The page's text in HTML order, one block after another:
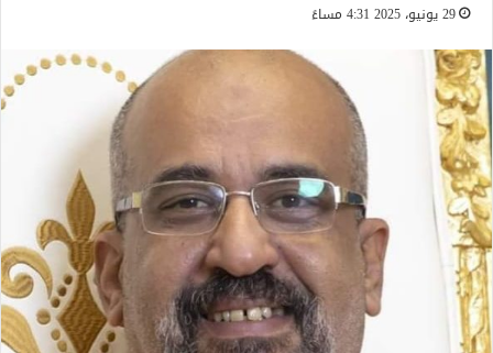
29 يونيو، 2025 4:31 مساءً